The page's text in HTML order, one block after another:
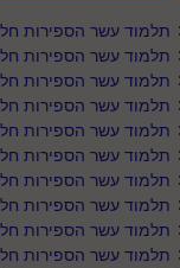
תלמוד עשר הספירות
תלמוד עשר הספירות
תלמוד עשר הספירות
תלמוד עשר הספירות
תלמוד עשר הספירות
תלמוד עשר הספירות
תלמוד עשר הספירות
תלמוד עשר הספירות
תלמוד עשר הספירות
תלמוד עשר הספירות